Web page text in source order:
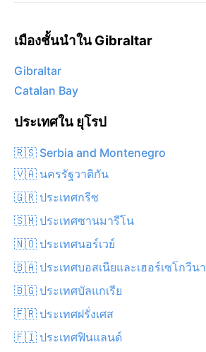
เมืองชั้นนำใน Gibraltar
Gibraltar
Catalan Bay
ประเทศใน ยุโรป
🇷🇸 Serbia and Montenegro
🇻🇦 นครรัฐวาติกัน
🇬🇷 ประเทศกรีซ
🇸🇲 ประเทศซานมารีโน
🇳🇴 ประเทศนอร์เวย์
🇧🇦 ประเทศบอสเนียและเฮอร์เซโกวีนา
🇧🇬 ประเทศบัลแกเรีย
🇫🇷 ประเทศฝรั่งเศส
🇫🇮 ประเทศฟินแลนด์